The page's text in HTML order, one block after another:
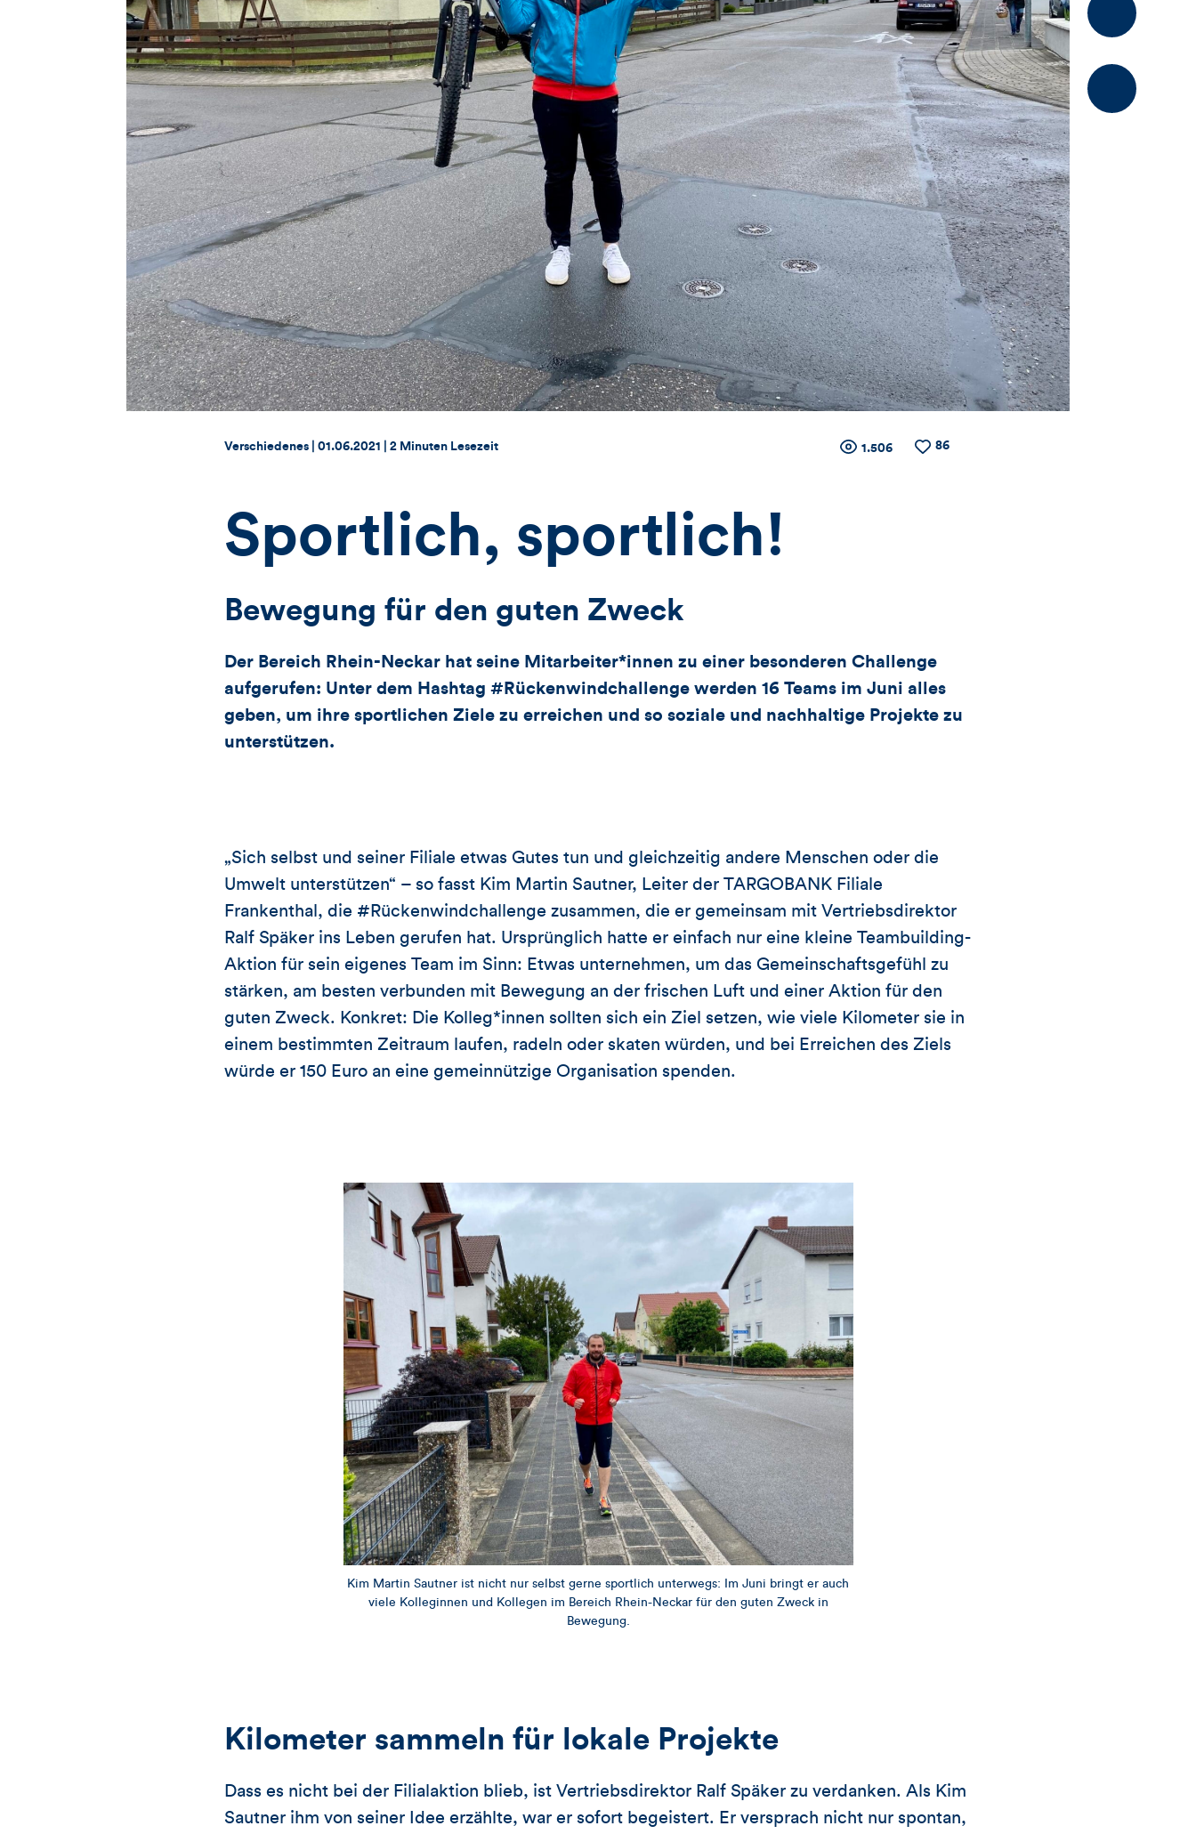
Thema:
Verschiedenes | Datum:
01.06.2021 2 Minuten Lesezeit
Zähler
und
Kommentare
Anzahl
1.506
Anzahl
86
Sportlich, sportlich!
Bewegung für den guten Zweck
Der Bereich Rhein-Neckar hat seine Mitarbeiter*innen zu einer besonderen Challenge
aufgerufen: Unter dem Hashtag #Rückenwindchallenge werden 16 Teams im Juni alles
geben, um ihre sportlichen Ziele zu erreichen und so soziale und nachhaltige Projekte zu
unterstützen.
„Sich selbst und seiner Filiale etwas Gutes tun und gleichzeitig andere Menschen oder die
Umwelt unterstützen“ – so fasst Kim Martin Sautner, Leiter der TARGOBANK Filiale
Frankenthal, die #Rückenwindchallenge zusammen, die er gemeinsam mit Vertriebsdirektor
Ralf Späker ins Leben gerufen hat. Ursprünglich hatte er einfach nur eine kleine Teambuilding-
Aktion für sein eigenes Team im Sinn: Etwas unternehmen, um das Gemeinschaftsgefühl zu
stärken, am besten verbunden mit Bewegung an der frischen Luft und einer Aktion für den
guten Zweck. Konkret: Die Kolleg*innen sollten sich ein Ziel setzen, wie viele Kilometer sie in
einem bestimmten Zeitraum laufen, radeln oder skaten würden, und bei Erreichen des Ziels
würde er 150 Euro an eine gemeinnützige Organisation spenden.
Kim Martin Sautner ist nicht nur selbst gerne sportlich unterwegs: Im Juni bringt er auch
viele Kolleginnen und Kollegen im Bereich Rhein-Neckar für den guten Zweck in
Bewegung.
Kilometer sammeln für lokale Projekte
Dass es nicht bei der Filialaktion blieb, ist Vertriebsdirektor Ralf Späker zu verdanken. Als Kim
Sautner ihm von seiner Idee erzählte, war er sofort begeistert. Er versprach nicht nur spontan,